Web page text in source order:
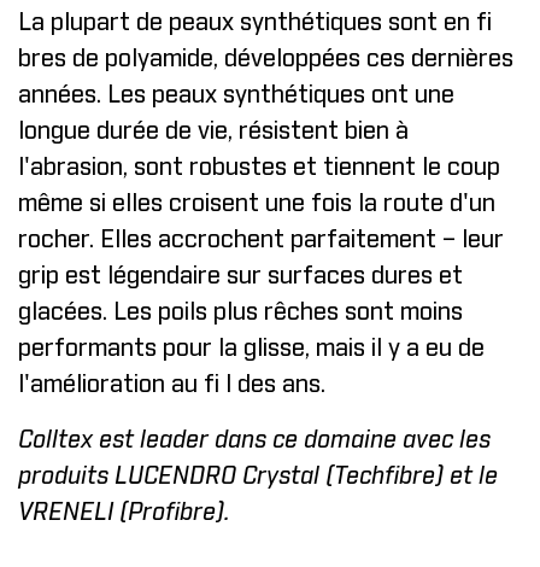
La plupart de peaux synthétiques sont en fi
bres de polyamide, développées ces dernières
années. Les peaux synthétiques ont une
longue durée de vie, résistent bien à
l'abrasion, sont robustes et tiennent le coup
même si elles croisent une fois la route d'un
rocher. Elles accrochent parfaitement – leur
grip est légendaire sur surfaces dures et
glacées. Les poils plus rêches sont moins
performants pour la glisse, mais il y a eu de
l'amélioration au fi l des ans.
Colltex est leader dans ce domaine avec les
produits LUCENDRO Crystal (Techfibre) et le
VRENELI (Profibre).